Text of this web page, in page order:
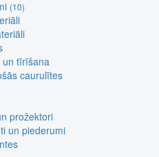
(10)
un tīrīšana
caurulītes
prožektori
un piederumi